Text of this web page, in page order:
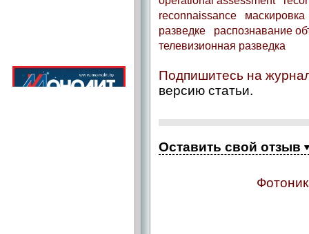
reconnaissance
маскировка
разведке
распознавание
телевизионная разведка
Подпишитесь на
версию статьи.
Оставить свой отзыв